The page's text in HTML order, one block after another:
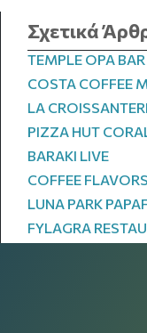
Σχετικά
TEMPLE OPA
COSTA COFFEE
LA
PIZZA HUT
BARAKI LIVE
COFFEE
LUNA PARK
FYLAGRA